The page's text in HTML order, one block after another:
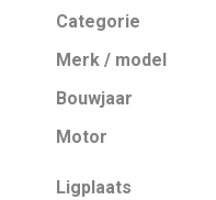
Categorie
Merk / model
Bouwjaar
Motor
Ligplaats